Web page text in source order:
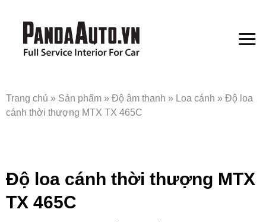
Trang chủ » Sản phẩm » Độ âm thanh » Loa cánh » Độ loa
cánh thời thượng MTX TX 465C
Độ loa cánh thời thượng MTX
TX 465C